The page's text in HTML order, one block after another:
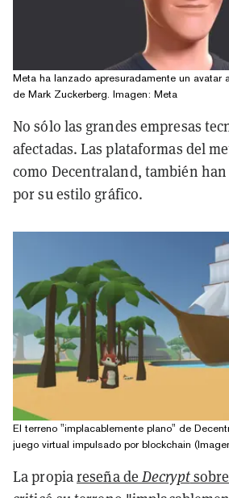
Meta ha lanzado apresuradamente un avatar
de Mark Zuckerberg. Imagen: Meta
No sólo las grandes empresas
afectadas. Las plataformas del
como Decentraland, también
por su estilo gráfico.
El terreno "implacablemente plano" de
juego virtual impulsado por blockchain
La propiareseña de Decrypt